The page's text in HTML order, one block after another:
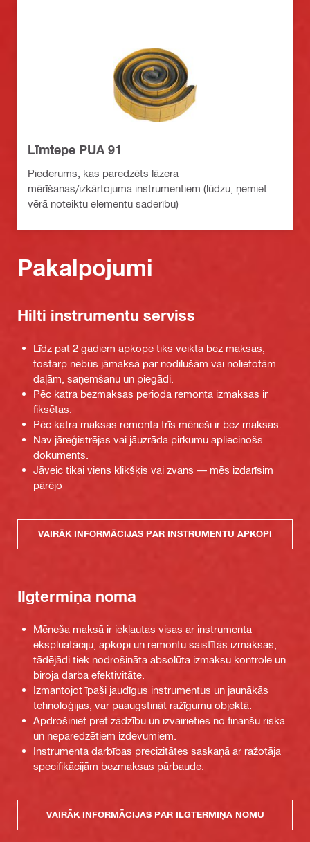
Līmtepe PUA 91
Piederums, kas paredzēts lāzera
mērīšanas/izkārtojuma instrumentiem (lūdzu, ņemiet
vērā noteiktu elementu saderību)
Pakalpojumi
Hilti instrumentu serviss
Līdz pat 2 gadiem apkope tiks veikta bez maksas,
tostarp nebūs jāmaksā par nodilušām vai nolietotām
daļām, saņemšanu un piegādi.
Pēc katra bezmaksas perioda remonta izmaksas ir
fiksētas.
Pēc katra maksas remonta trīs mēneši ir bez maksas.
Nav jāreģistrējas vai jāuzrāda pirkumu apliecinošs
dokuments.
Jāveic tikai viens klikšķis vai zvans — mēs izdarīsim
pārējo
VAIRĀK INFORMĀCIJAS PAR INSTRUMENTU APKOPI
Ilgtermiņa noma
Mēneša maksā ir iekļautas visas ar instrumenta
ekspluatāciju, apkopi un remontu saistītās izmaksas,
tādējādi tiek nodrošināta absolūta izmaksu kontrole un
biroja darba efektivitāte.
Izmantojot īpaši jaudīgus instrumentus un jaunākās
tehnoloģijas, var paaugstināt ražīgumu objektā.
Apdrošiniet pret zādzību un izvairieties no finanšu riska
un neparedzētiem izdevumiem.
Instrumenta darbības precizitātes saskaņā ar ražotāja
specifikācijām bezmaksas pārbaude.
VAIRĀK INFORMĀCIJAS PAR ILGTERMIŅA NOMU